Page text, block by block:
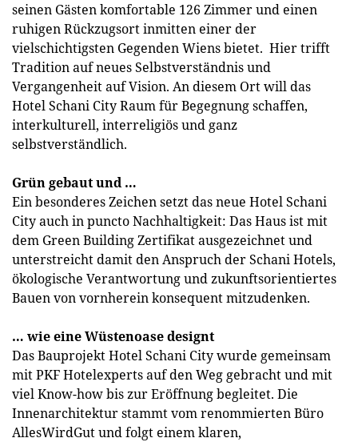
seinen Gästen komfortable 126 Zimmer und einen
ruhigen Rückzugsort inmitten einer der
vielschichtigsten Gegenden Wiens bietet. Hier trifft
Tradition auf neues Selbstverständnis und
Vergangenheit auf Vision. An diesem Ort will das
Hotel Schani City Raum für Begegnung schaffen,
interkulturell, interreligiös und ganz
selbstverständlich.
Grün gebaut und …
Ein besonderes Zeichen setzt das neue Hotel Schani
City auch in puncto Nachhaltigkeit: Das Haus ist mit
dem Green Building Zertifikat ausgezeichnet und
unterstreicht damit den Anspruch der Schani Hotels,
ökologische Verantwortung und zukunftsorientiertes
Bauen von vornherein konsequent mitzudenken.
… wie eine Wüstenoase designt
Das Bauprojekt Hotel Schani City wurde gemeinsam
mit PKF Hotelexperts auf den Weg gebracht und mit
viel Know-how bis zur Eröffnung begleitet. Die
Innenarchitektur stammt vom renommierten Büro
AllesWirdGut und folgt einem klaren,